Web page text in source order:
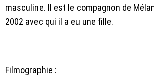
masculine. Il est le compagnon de
2002 avec qui il a eu une fille.
Filmographie :